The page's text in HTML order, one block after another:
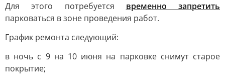
Для этого потребуется временно запретить
парковаться в зоне проведения работ.
График ремонта следующий:
в ночь с 9 на 10 июня на парковке снимут старое
покрытие;